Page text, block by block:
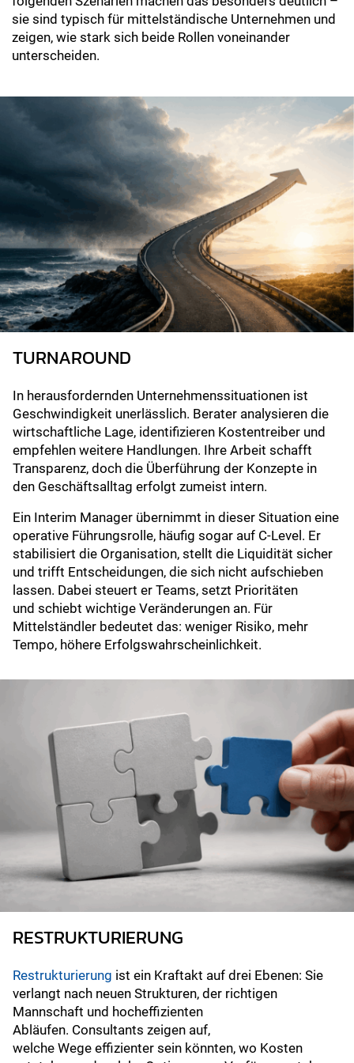
sie sind typisch für mittelständische Unternehmen und
zeigen, wie stark sich beide Rollen voneinander
unterscheiden.
TURNAROUND
In herausfordernden Unternehmenssituationen ist
Geschwindigkeit unerlässlich. Berater analysieren die
wirtschaftliche Lage, identifizieren Kostentreiber und
empfehlen weitere Handlungen. Ihre Arbeit schafft
Transparenz, doch die Überführung der Konzepte in
den Geschäftsalltag erfolgt zumeist intern.
Ein Interim Manager übernimmt in dieser Situation eine
operative Führungsrolle, häufig sogar auf C-Level. Er
stabilisiert die Organisation, stellt die Liquidität sicher
und trifft Entscheidungen, die sich nicht aufschieben
lassen. Dabei steuert er Teams, setzt Prioritäten
und schiebt wichtige Veränderungen an. Für
Mittelständler bedeutet das: weniger Risiko, mehr
Tempo, höhere Erfolgswahrscheinlichkeit.
RESTRUKTURIERUNG
Restrukturierung ist ein Kraftakt auf drei Ebenen: Sie
verlangt nach neuen Strukturen, der richtigen
Mannschaft und hocheffizienten
Abläufen. Consultants zeigen auf,
welche Wege effizienter sein könnten, wo Kosten